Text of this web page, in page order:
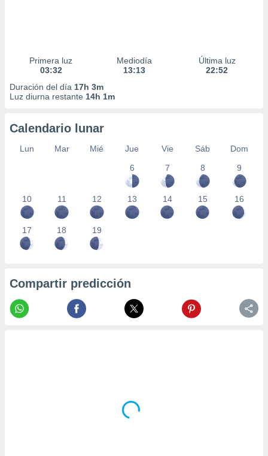
Primera luz
03:32
Mediodía
13:13
Última luz
22:52
Duración del día 17h 3m
Luz diurna restante 14h 1m
Calendario lunar
Lun Mar Mié Jue Vie Sáb
Dom
6
7 8 9
10 11 12 13 14 15 16
17 18 19
Compartir predicción